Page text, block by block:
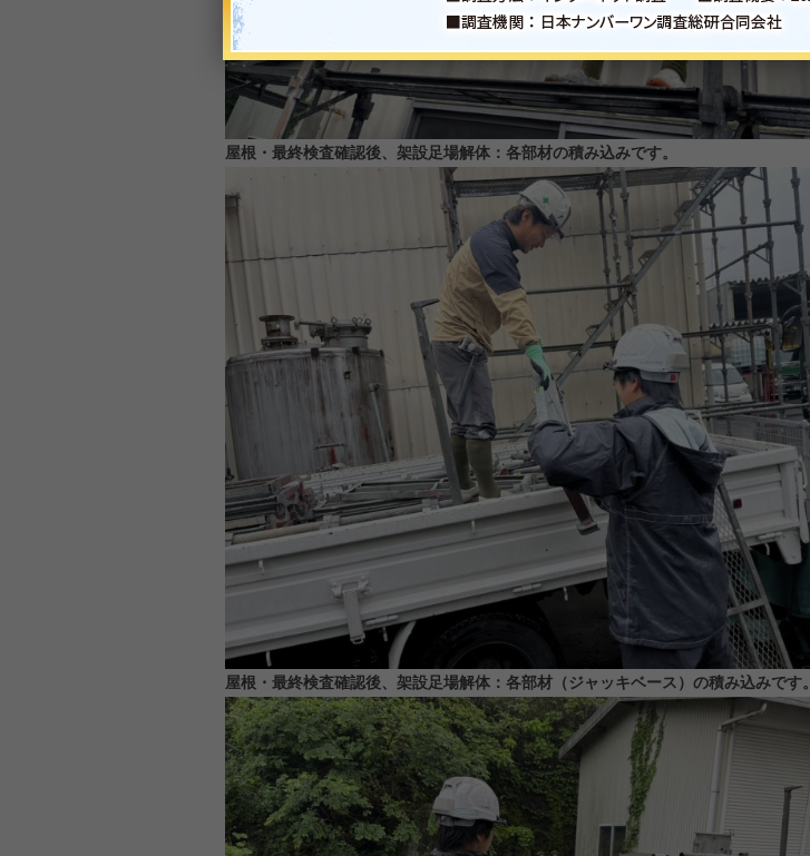
屋根・最終検査確認後、架設足場解体：各部材の積み込みです。
屋根・最終検査確認後、架設足場解体：各部材（ジャッキベース）の積み込みです。